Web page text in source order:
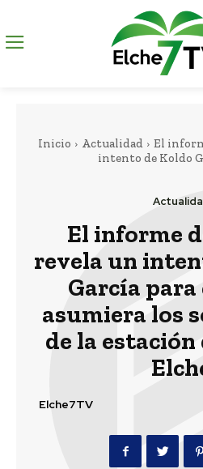
Inicio Actualidad
El
intento de Koldo
El informe
revela un
García
asumiera los
de la estación
Elche7TV